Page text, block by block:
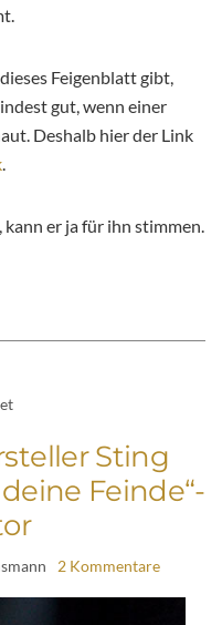
Feigenblatt gibt,
gut, wenn einer
Deshalb hier der Link
.
er ja für ihn stimmen.
Sting
Feinde“-
2 Kommentare